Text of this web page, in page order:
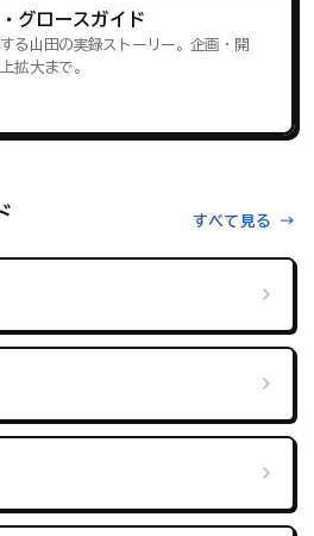
グロースガイド
る山田の実録ストーリー。企画・開
拡大まで。
すべて見る →